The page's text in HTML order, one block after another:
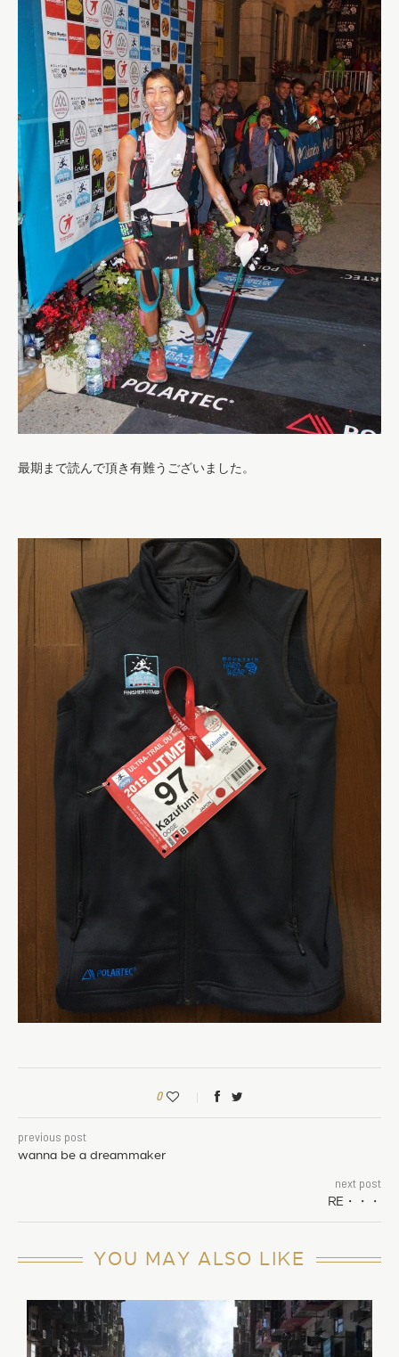
最期まで読んで頂き有難うございました。
0
previous post
wanna be a dreammaker
next post
RE・・・
YOU MAY ALSO LIKE